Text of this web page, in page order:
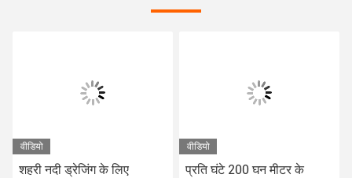
वीडियो
शहरी नदी ड्रेजिंग के लिए
वीडियो
प्रति घंटे 200 घन मीटर के